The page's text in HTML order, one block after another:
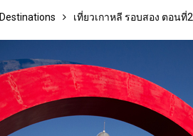
Destinations เที่ยวเกาหลี รอบสอง ตอน